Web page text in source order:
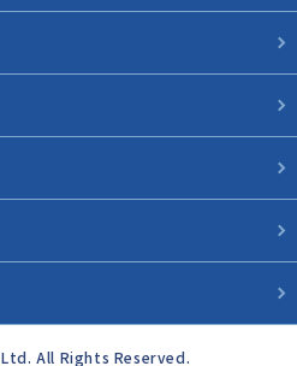
All Rights Reserved.